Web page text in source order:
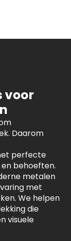
voor
Daarom
perfecte
behoeften.
metalen
met
We helpen
die
visuele